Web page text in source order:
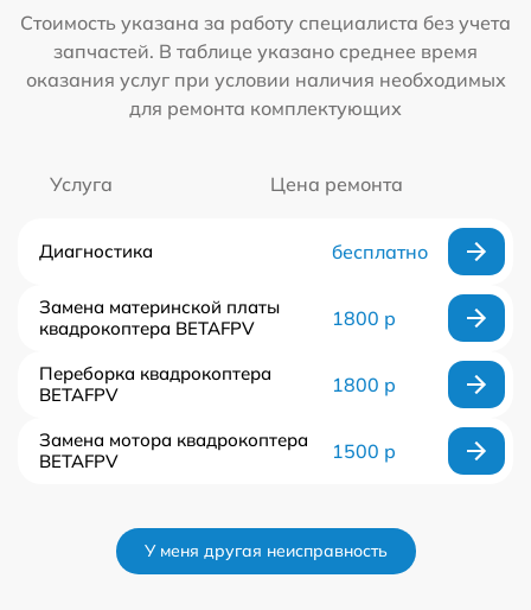
Стоимость указана за работу специалиста без учета
запчастей. В таблице указано среднее время
оказания услуг при условии наличия необходимых
для ремонта комплектующих
Услуга Цена ремонта
Диагностика бесплатно
Замена материнской платы
квадрокоптера BETAFPV
1800 р
Переборка квадрокоптера
BETAFPV
1800 р
Замена мотора квадрокоптера
BETAFPV
1500 р
У меня другая неисправность